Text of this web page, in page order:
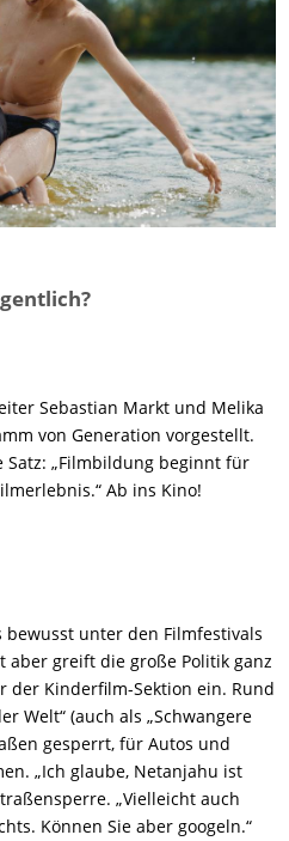
Sebastian Markt und Melika
von Generation vorgestellt.
Satz: „Filmbildung beginnt für
Ab ins Kino!
unter den Filmfestivals
aber greift die große Politik ganz
der Kinderfilm-Sektion ein. Rund
Welt“ (auch als „Schwangere
gesperrt, für Autos und
„Ich glaube, Netanjahu ist
„Vielleicht auch
Können Sie aber googeln.“